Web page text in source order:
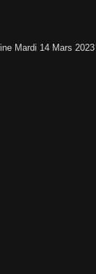
Mardi 14 Mars 2023